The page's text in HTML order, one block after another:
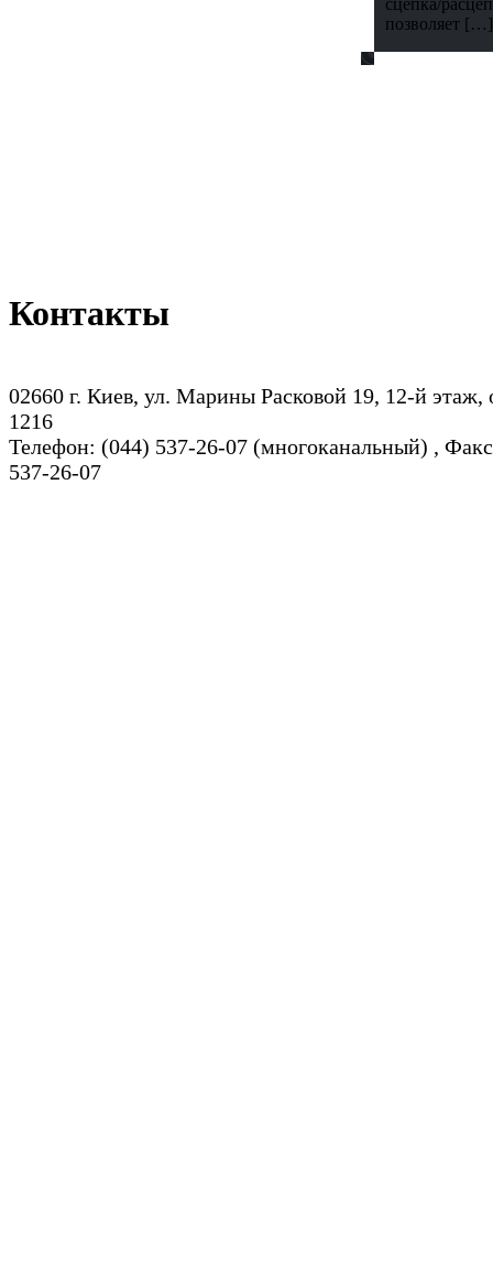
сцепка/
позволяет […]
Контакты
02660 г. Киев, ул. Марины Расковой 19, 12-й этаж,
1216
Телефон: (044) 537-26-07 (многоканальный) ,
537-26-07